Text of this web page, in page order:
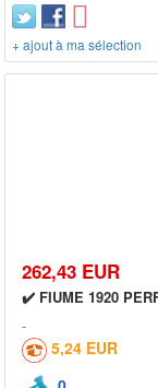
+ ajout à ma sélection
262,43 EUR
✔️ FIUME 1920
5,24 EUR